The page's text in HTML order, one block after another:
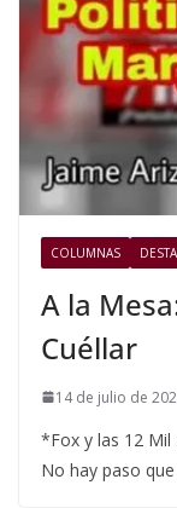
COLUMNAS
A la
Cuéllar
14 de julio de
*Fox y las 12 Mil
No hay paso